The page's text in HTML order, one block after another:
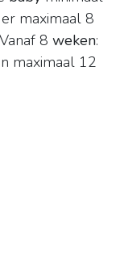
maximaal 8
8 weken:
maximaal 12